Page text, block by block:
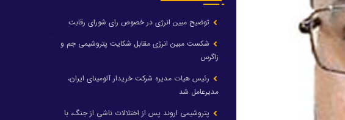
توضیح مبین انرژی در خصوص رای شورای رقابت
شکست مبین انرژی مقابل شکایت پتروشیمی جم و
زاگرس
رئیس هیات مدیره شرکت خریدار آلومینای ایران،
مدیرعامل شد
پتروشیمی اروند پس از اختلالات ناشی از جنگ، با